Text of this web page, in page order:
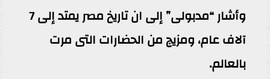
وأشار “مدبولى” إلى ان تاريخ مصر يمتد إلى 7
آلاف عام، ومزيج من الحضارات التى مرت
بالعالم.